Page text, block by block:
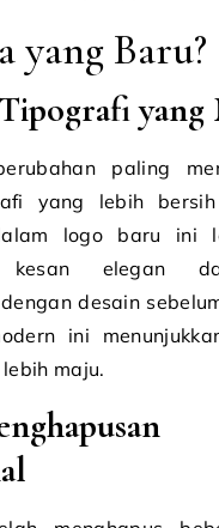
yang Baru?
paling
yang lebih
logo baru ini
kesan elegan
desain
ini
maju.